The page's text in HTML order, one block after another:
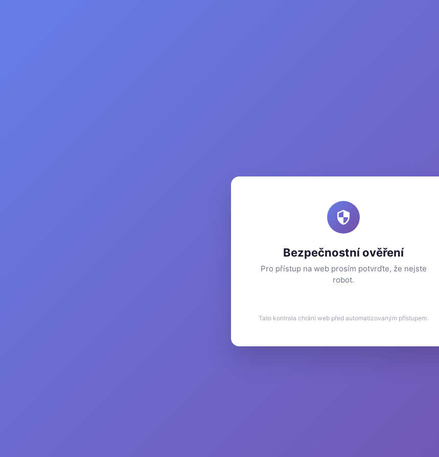
Bezpečnostní ověření
Pro přístup na web prosím potvrďte, že nejste
robot.
Tato kontrola chrání web před automatizovaným přístupem.